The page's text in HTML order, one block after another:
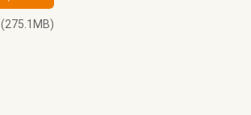
(275.1MB)